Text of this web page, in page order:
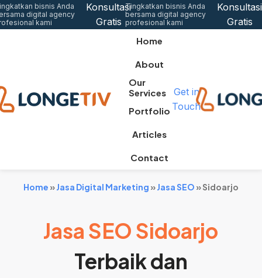
bisnis Anda
digital agency
kami
Konsultasi
Gratis
Tingkatkan bisnis Anda
bersama digital agency
profesional kami
Konsultasi
Gratis
Home
About
Our
Services
Portfolio
Articles
Contact
Get in
Touch
Home »Jasa Digital Marketing »Jasa SEO »Sidoarjo
Jasa SEO Sidoarjo
Terbaik dan